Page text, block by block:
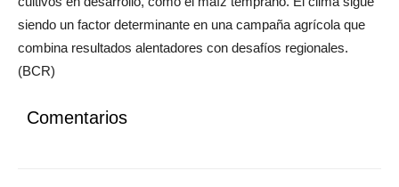
siendo un factor determinante en una campaña agrícola que
combina resultados alentadores con desafíos regionales.
(BCR)
Comentarios